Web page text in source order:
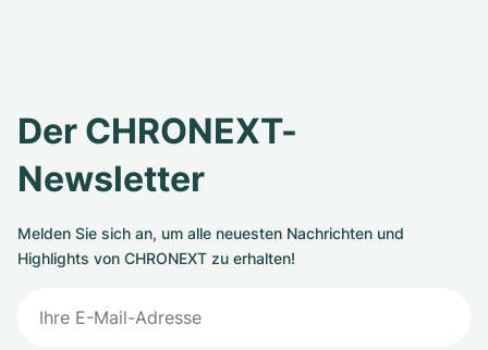
Der CHRONEXT-
Newsletter
Melden Sie sich an, um alle neuesten Nachrichten und
Highlights von CHRONEXT zu erhalten!